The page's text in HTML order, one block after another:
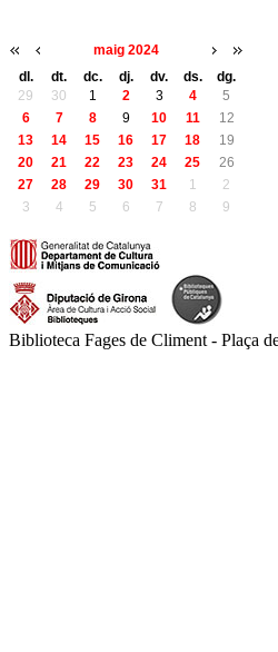
maig 2024
dl.
dt. dc. dj. dv. ds.
dg.
29
30 1 2 3 4
5
6
7 8 9 10 11
12
13
14 15 16 17 18
19
20
21 22 23 24 25
26
27
28 29 30 31 1
2
3
4 5 6 7 8 9
Biblioteca Fages de Climent - Plaça